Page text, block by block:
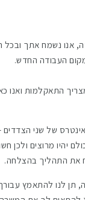
אנו נשמח אתך ובכל
העבודה החדש.
התאקלמות ואנו
של שני הצדדים
יהיו מרוצים ולכן
את התהליך בהצלחה.
לנו להתאמץ